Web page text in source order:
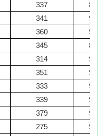
337
86
341
91
360
91
345
89
314
90
351
96
333
91
339
95
379
92
275
94